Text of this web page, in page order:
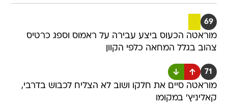
69
מוראטה הכעוס ביצע עבירה על ראמוס וספג כרטיס
צהוב בגלל המחאה כלפי הקוון
71
מוראטה סיים את חלקו ושוב לא הצליח לכבוש בדרבי,
קאליניץ' במקומו